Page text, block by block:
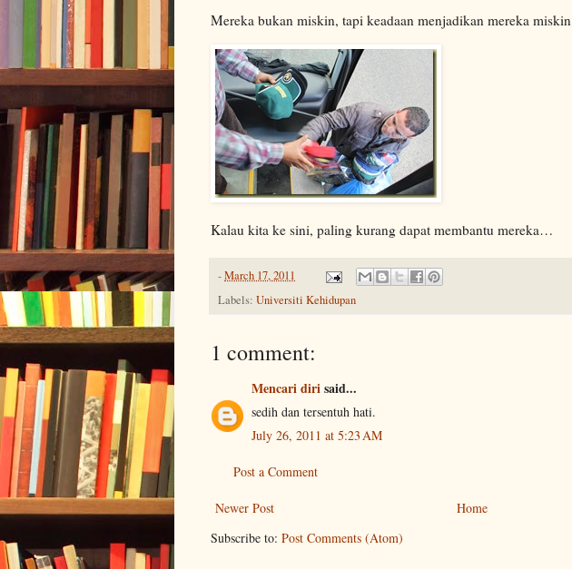
Mereka bukan miskin, tapi keadaan menjadikan mereka miskin
Kalau kita ke sini, paling kurang dapat membantu mereka…
-March 17, 2011
Labels: Universiti Kehidupan
1 comment:
Mencari dirisaid...
sedih dan tersentuh hati.
July 26, 2011 at 5:23 AM
Post a Comment
Newer Post
Home
Subscribe to: Post Comments (Atom)